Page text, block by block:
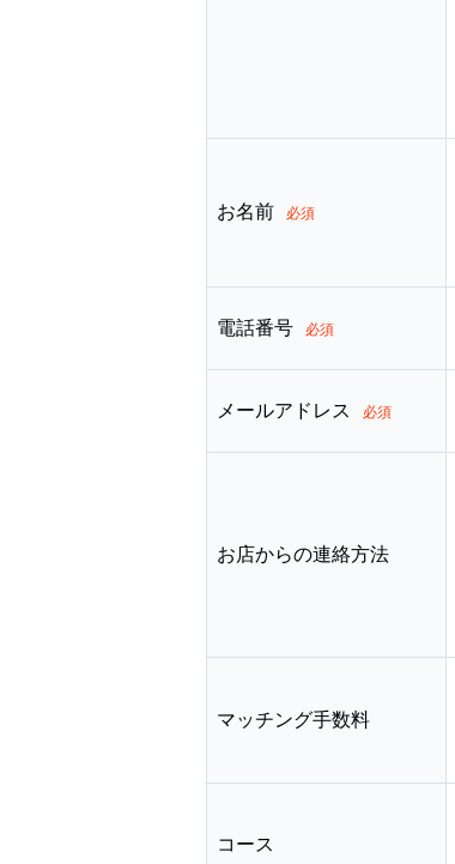
お名前 必須
電話番号 必須
メールアドレス 必須
お店からの連絡方法
マッチング手数料
コース